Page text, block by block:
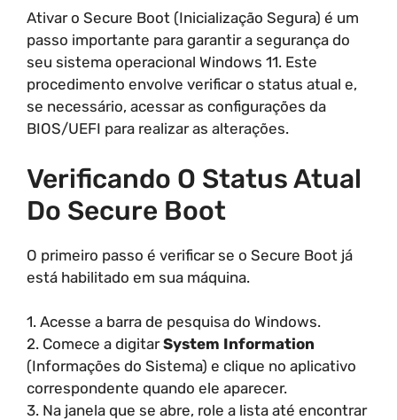
Ativar o Secure Boot (Inicialização Segura) é um
passo importante para garantir a segurança do
seu sistema operacional Windows 11. Este
procedimento envolve verificar o status atual e,
se necessário, acessar as configurações da
BIOS/UEFI para realizar as alterações.
Verificando O Status Atual
Do Secure Boot
O primeiro passo é verificar se o Secure Boot já
está habilitado em sua máquina.
1. Acesse a barra de pesquisa do Windows.
2. Comece a digitarSystem Information
(Informações do Sistema) e clique no aplicativo
correspondente quando ele aparecer.
3. Na janela que se abre, role a lista até encontrar